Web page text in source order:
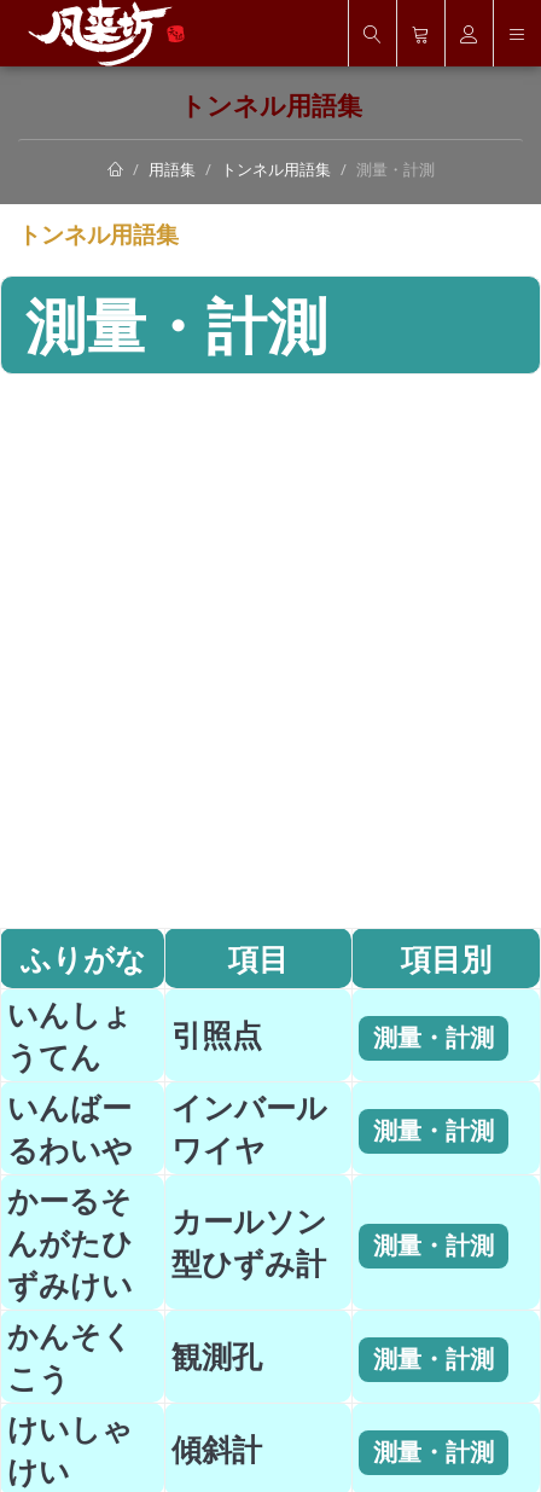
トンネル用語集
用語集 トンネル用語集 測量・計測
トンネル用語集
測量・計測
ふりがな 項目
項目別
いんしょ
うてん
引照点 測量・計測
いんばー
るわいや
インバール
ワイヤ
測量・計測
かーるそ
んがたひ
ずみけい
カールソン
型ひずみ計
測量・計測
かんそく
こう
観測孔 測量・計測
けいしゃ
けい
傾斜計 測量・計測